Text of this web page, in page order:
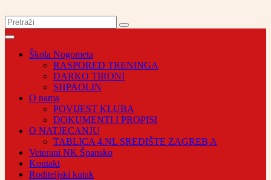
Škola Nogometa
RASPORED TRENINGA
DARKO TIRONI
SHPAOLIN
O nama
POVIJEST KLUBA
DOKUMENTI I PROPISI
O NATJECANJU
TABLICA 4.NL SREDIŠTE ZAGREB A
Veterani NK Špansko
Kontakt
Roditeljski kutak